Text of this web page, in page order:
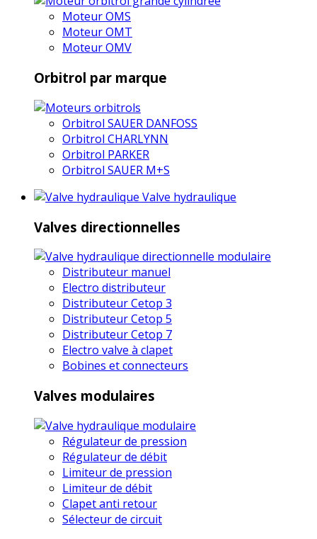
Moteur OMS
Moteur OMT
Moteur OMV
Orbitrol par marque
Orbitrol SAUER DANFOSS
Orbitrol CHARLYNN
Orbitrol PARKER
Orbitrol SAUER M+S
Valve hydraulique
Valves directionnelles
Distributeur manuel
Electro distributeur
Distributeur Cetop 3
Distributeur Cetop 5
Distributeur Cetop 7
Electro valve à clapet
Bobines et connecteurs
Valves modulaires
Régulateur de pression
Régulateur de débit
Limiteur de pression
Limiteur de débit
Clapet anti retour
Sélecteur de circuit